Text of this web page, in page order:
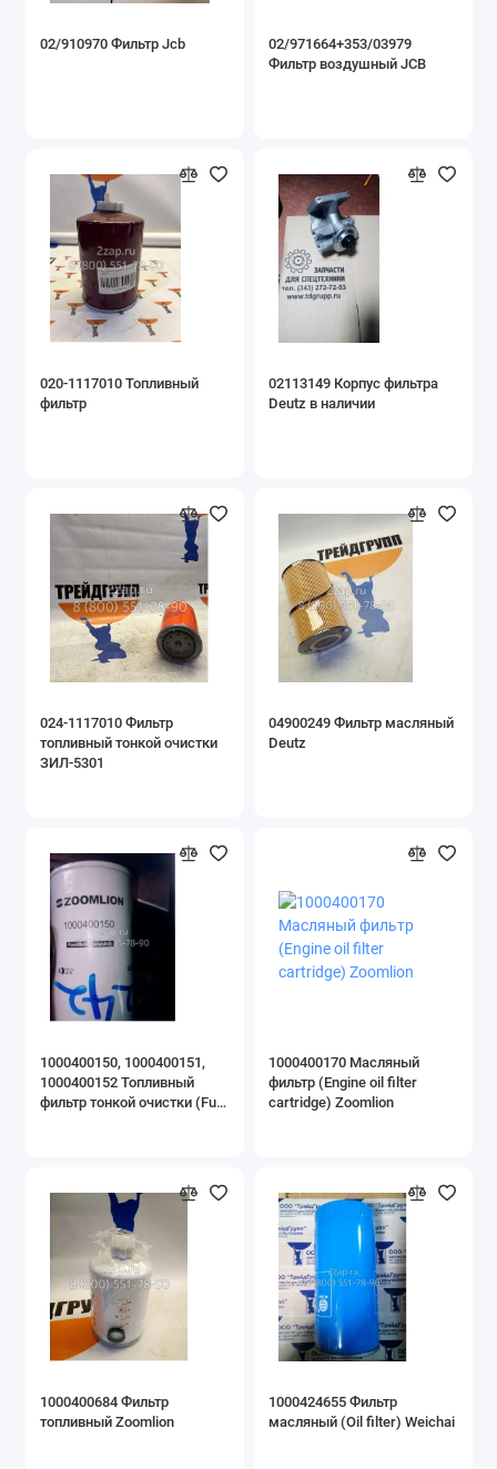
02/910970 Фильтр Jcb
02/971664+353/03979
Фильтр воздушный JCB
020-1117010 Топливный
фильтр
02113149 Корпус фильтра
Deutz в наличии
024-1117010 Фильтр
топливный тонкой очистки
ЗИЛ-5301
04900249 Фильтр масляный
Deutz
1000400150, 1000400151,
1000400152 Топливный
фильтр тонкой очистки (Fuel
1000400170 Масляный
фильтр (Engine oil filter
cartridge) Zoomlion
1000400684 Фильтр
топливный Zoomlion
1000424655 Фильтр
масляный (Oil filter) Weichai